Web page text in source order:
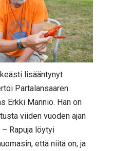
lisääntynyt
Partalansaaren
Erkki Mannio. Hän on
viiden vuoden ajan
Rapuja löytyi
että niitä on, ja